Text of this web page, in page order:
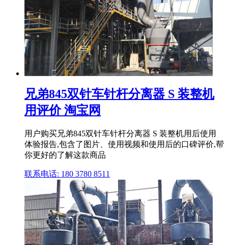
兄弟845双针车针杆分离器 S 装整机
用评价 淘宝网
用户购买兄弟845双针车针杆分离器 S 装整机用后使用
体验报告,包含了图片、使用视频和使用后的口碑评价,帮
你更好的了解这款商品
联系电话: 180 3780 8511